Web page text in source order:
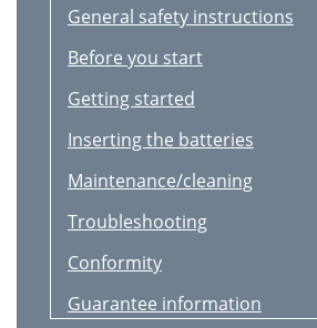
General safety instructions
Before you start
Getting started
Inserting the batteries
Maintenance/cleaning
Troubleshooting
Conformity
Guarantee information